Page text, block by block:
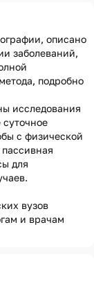
описано
заболеваний,
подробно
исследования
с физической
для
вузов
и врачам